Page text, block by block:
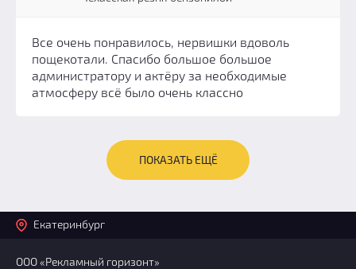
Все очень понравилось, нервишки вдоволь
пощекотали. Спасибо большое большое
администратору и актёру за необходимые
атмосферу всё было очень классно
ПОКАЗАТЬ ЕЩЁ
Екатеринбург
ООО «Рекламный горизонт»